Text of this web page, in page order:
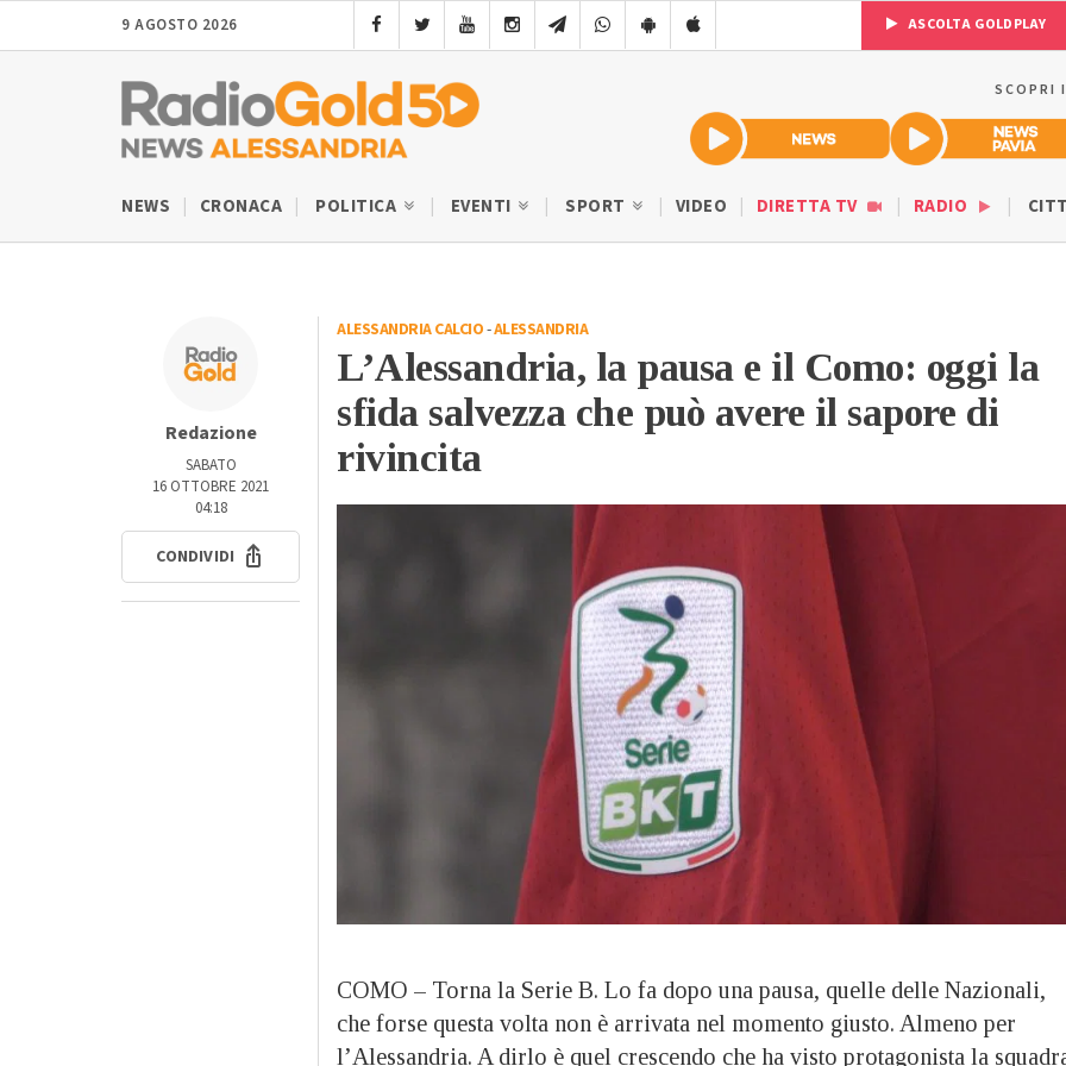
9 AGOSTO 2026 ASCOLTA GOLDPLAY
SCOPRI
NEWS CRONACA POLITICA EVENTI SPORT VIDEO DIRETTA TV RADIO
Redazione
SABATO
16 OTTOBRE 2021
04:18
CONDIVIDI
ALESSANDRIA CALCIO-ALESSANDRIA
L’Alessandria, la pausa e il Como: oggi la
sfida salvezza che può avere il sapore di
rivincita
COMO – Torna la Serie B. Lo fa dopo una pausa, quelle delle Nazionali,
che forse questa volta non è arrivata nel momento giusto. Almeno per
l’Alessandria. A dirlo è quel crescendo che ha visto protagonista la